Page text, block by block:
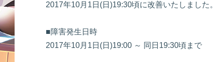
2017年10月1日(日)19:30頃に改善いたしました。
■障害発生日時
2017年10月1日(日)19:00 ～ 同日19:30頃まで